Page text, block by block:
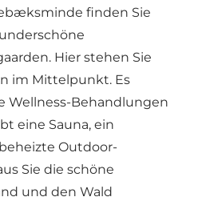
finden Sie
. Hier stehen Sie
im Mittelpunkt. Es
Wellness-Behandlungen
eine Sauna, ein
Outdoor-
Sie die schöne
und den Wald